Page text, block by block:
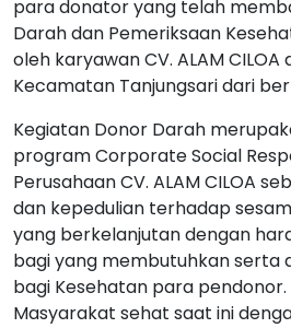
para donator yang telah
Darah dan Pemeriksaan
oleh karyawan CV. ALAM
Kecamatan Tanjungsari dari
Kegiatan Donor Darah
program Corporate Social
Perusahaan CV. ALAM CILOA
dan kepedulian terhadap
yang berkelanjutan dengan
bagi yang membutuhkan
bagi Kesehatan para
Masyarakat sehat saat ini